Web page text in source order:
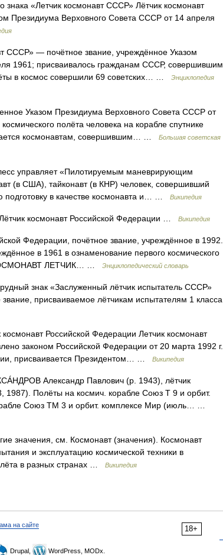
знака «Летчик космонавт СССР» Лётчик космонавт
Президиума Верховного Совета СССР от 14 апреля
СССР» — почётное звание, учреждённое Указом
1961; присваивалось гражданам СССР, совершившим
в космос совершили 69 советских… …
Энциклопедия
Указом Президиума Верховного Совета СССР от
полёта человека на корабле спутнике
космонавтам, совершившим… …
Большая советская
управляет «Пилотируемым маневрирующим
(в США), тайконавт (в КНР) человек, совершивший
в качестве космонавта и… …
Википедия
космонавт Российской Федерации … Википедия
Федерации, почётное звание, учреждённое в 1992.
в 1961 в ознаменование первого космического
КОСМОНАВТ ЛЕТЧИК… …
Энциклопедический словарь
знак «Заслуженный лётчик испытатель СССР»
присваиваемое лётчикам испытателям 1 класса
Российской Федерации Летчик космонавт
законом Российской Федерации от 20 марта 1992 г.
присваивается Президентом… …
Википедия
Александр Павлович (р. 1943), лётчик
Полёты на космич. корабле Союз Т 9 и орбит.
Союз ТМ 3 и орбит. комплексе Мир (июль… …
значения, см. Космонавт (значения). Космонавт
и эксплуатацию космической техники в
в разных странах …
Википедия
18+
на сайте
Drupal, WordPress, MODx.